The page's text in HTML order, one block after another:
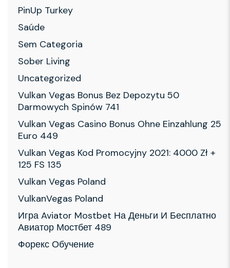
PinUp Turkey
Saúde
Sem Categoria
Sober Living
Uncategorized
Vulkan Vegas Bonus Bez Depozytu 50
Darmowych Spinów 741
Vulkan Vegas Casino Bonus Ohne Einzahlung 25
Euro 449
Vulkan Vegas Kod Promocyjny 2021: 4000 Zł +
125 FS 135
Vulkan Vegas Poland
VulkanVegas Poland
Игра Aviator Mostbet На Деньги И Бесплатно
Авиатор Мостбет 489
Форекс Обучение